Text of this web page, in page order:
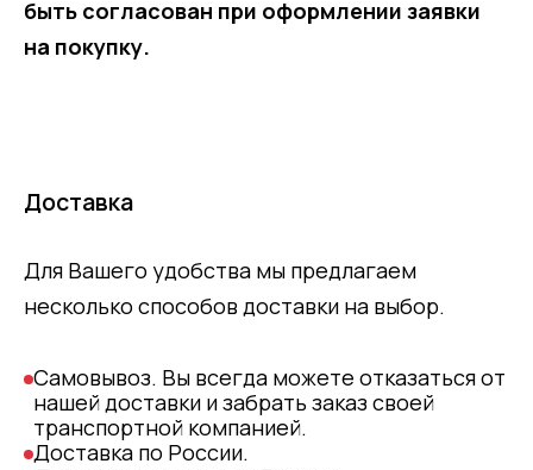
быть согласован при оформлении заявки
на покупку.
Доставка
Для Вашего удобства мы предлагаем
несколько способов доставки на выбор.
Самовывоз. Вы всегда можете отказаться от
нашей доставки и забрать заказ своей
транспортной компанией.
Доставка по России.